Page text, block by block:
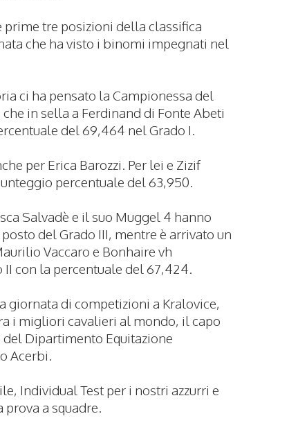
prime tre posizioni della classifica
che ha visto i binomi impegnati nel
ci ha pensato la Campionessa del
in sella a Ferdinand di Fonte Abeti
del 69,464 nel Grado I.
per Erica Barozzi. Per lei e Zizif
percentuale del 63,950.
Salvadè e il suo Muggel 4 hanno
del Grado III, mentre è arrivato un
Vaccaro e Bonhaire vh
con la percentuale del 67,424.
giornata di competizioni a Kralovice,
i migliori cavalieri al mondo, il capo
Dipartimento Equitazione
Acerbi.
Individual Test per i nostri azzurri e
a squadre.